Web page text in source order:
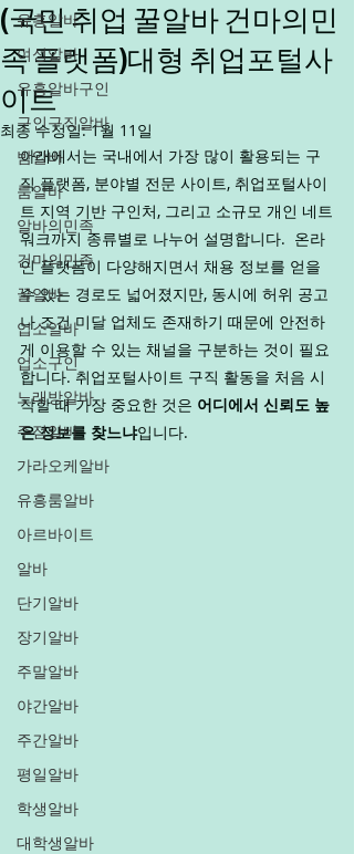
유흥알바
여성알바
유흥알바구인
구인구직알바
밤알바
룸알바
알바의민족
건마의민족
꿀알바
업소알바
업소구인
노래방알바
주점알바
가라오케알바
유흥룸알바
아르바이트
알바
단기알바
장기알바
주말알바
야간알바
주간알바
평일알바
학생알바
대학생알바
(국민 취업 꿀알바 건마의민
족 플랫폼)대형 취업포털사
이트
최종 수정일:1월 11일
아래에서는 국내에서 가장 많이 활용되는 구
직 플랫폼, 분야별 전문 사이트, 취업포털사이
트 지역 기반 구인처, 그리고 소규모 개인 네트
워크까지 종류별로 나누어 설명합니다.  온라
인 플랫폼이 다양해지면서 채용 정보를 얻을
수 있는 경로도 넓어졌지만, 동시에 허위 공고
나 조건 미달 업체도 존재하기 때문에 안전하
게 이용할 수 있는 채널을 구분하는 것이 필요
합니다. 취업포털사이트 구직 활동을 처음 시
작할 때 가장 중요한 것은 어디에서 신뢰도 높
은 정보를 찾느냐입니다.